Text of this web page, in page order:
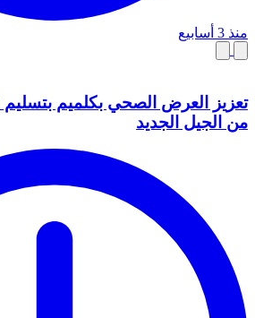
منذ 3 أسابيع
من الجيل الجديد